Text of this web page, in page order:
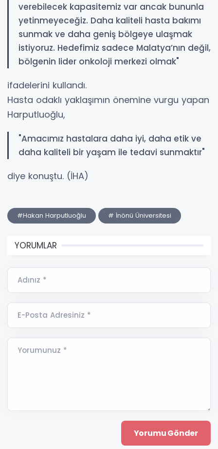
verebilecek kapasitemiz var ancak bununla
yetinmeyeceğiz. Daha kaliteli hasta bakımı
sunmak ve daha geniş bölgeye ulaşmak
istiyoruz. Hedefimiz sadece Malatya’nın değil,
bölgenin lider onkoloji merkezi olmak"
ifadelerini kullandı.
Hasta odaklı yaklaşımın önemine vurgu yapan
Harputluoğlu,
"Amacımız hastalara daha iyi, daha etik ve
daha kaliteli bir yaşam ile tedavi sunmaktır"
diye konuştu. (İHA)
#Hakan Harputluoğlu # İnönü Üniversitesi
YORUMLAR
Adınız *
E-Posta Adresiniz *
Yorumunuz *